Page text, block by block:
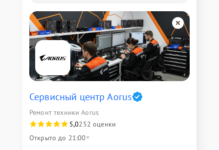
Сервисный центр Aorus
Ремонт техники Aorus
5,0252 оценки
Открыто до 21:00